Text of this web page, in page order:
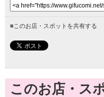
■このお店・スポットを共有する
このお店・ス